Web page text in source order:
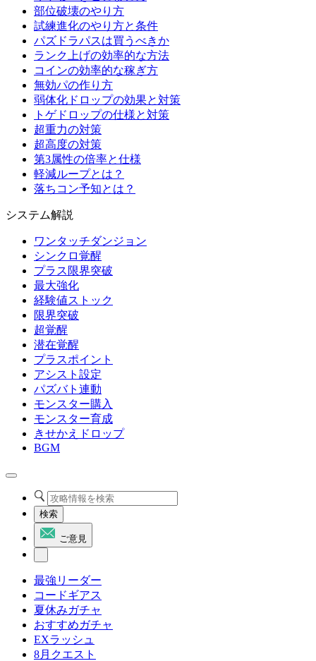
部位破壊のやり方
試練進化のやり方と条件
パズドラパスは買うべきか
ランク上げの効率的な方法
コインの効率的な稼ぎ方
無効パの作り方
弱体化ドロップの効果と対策
トゲドロップの仕様と対策
超重力の対策
超高度の対策
第3属性の倍率と仕様
軽減ループとは？
落ちコン予知とは？
システム解説
ワンタッチダンジョン
シンクロ覚醒
プラス限界突破
最大強化
経験値ストック
限界突破
超覚醒
潜在覚醒
プラスポイント
アシスト設定
パズバト連動
モンスター購入
モンスター育成
きせかえドロップ
BGM
検索
ご意見
最強リーダー
コードギアス
夏休みガチャ
おすすめガチャ
EXラッシュ
8月クエスト